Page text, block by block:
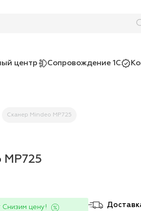
центр Сопровождение 1С
Сканер Mindeo MP725
цену!